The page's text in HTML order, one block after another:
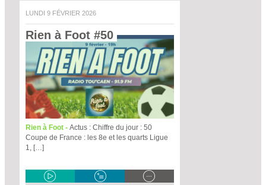
LUNDI 9 FÉVRIER 2026
Rien à Foot #50
Rien à Foot - Actus : Chiffre du jour : 50
Coupe de France : les 8e et les quarts Ligue
1, […]